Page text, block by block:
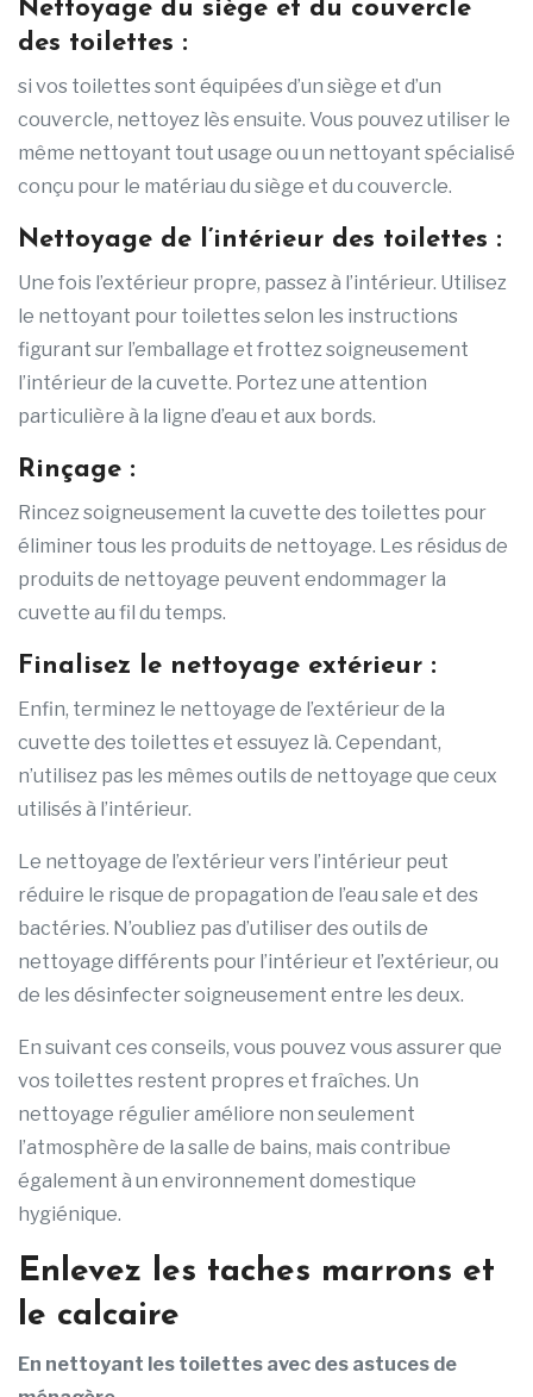
Nettoyage du siège et du couvercle
des toilettes :
si vos toilettes sont équipées d’un siège et d’un
couvercle, nettoyez lès ensuite. Vous pouvez utiliser le
même nettoyant tout usage ou un nettoyant spécialisé
conçu pour le matériau du siège et du couvercle.
Nettoyage de l’intérieur des toilettes :
Une fois l’extérieur propre, passez à l’intérieur. Utilisez
le nettoyant pour toilettes selon les instructions
figurant sur l’emballage et frottez soigneusement
l’intérieur de la cuvette. Portez une attention
particulière à la ligne d’eau et aux bords.
Rinçage :
Rincez soigneusement la cuvette des toilettes pour
éliminer tous les produits de nettoyage. Les résidus de
produits de nettoyage peuvent endommager la
cuvette au fil du temps.
Finalisez le nettoyage extérieur :
Enfin, terminez le nettoyage de l’extérieur de la
cuvette des toilettes et essuyez là. Cependant,
n’utilisez pas les mêmes outils de nettoyage que ceux
utilisés à l’intérieur.
Le nettoyage de l’extérieur vers l’intérieur peut
réduire le risque de propagation de l’eau sale et des
bactéries. N’oubliez pas d’utiliser des outils de
nettoyage différents pour l’intérieur et l’extérieur, ou
de les désinfecter soigneusement entre les deux.
En suivant ces conseils, vous pouvez vous assurer que
vos toilettes restent propres et fraîches. Un
nettoyage régulier améliore non seulement
l’atmosphère de la salle de bains, mais contribue
également à un environnement domestique
hygiénique.
Enlevez les taches marrons et
le calcaire
En nettoyant les toilettes avec des astuces de